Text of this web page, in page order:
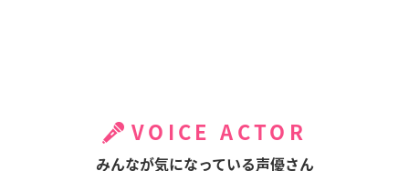
VOICE ACTOR
みんなが気になっている声優さん